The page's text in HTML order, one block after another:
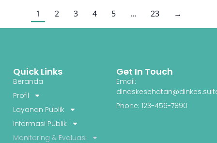
1 2 3 4 5 … 23 →
Quick Links
Beranda
Profil
Layanan Publik
Informasi Publik
Monitoring & Evaluasi
Get In Touch
Email:
Phone: 123-456-7890